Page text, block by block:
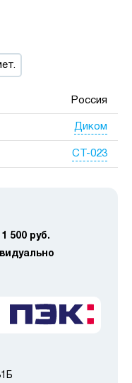
Россия
Диком
СТ-023
1 500 руб.